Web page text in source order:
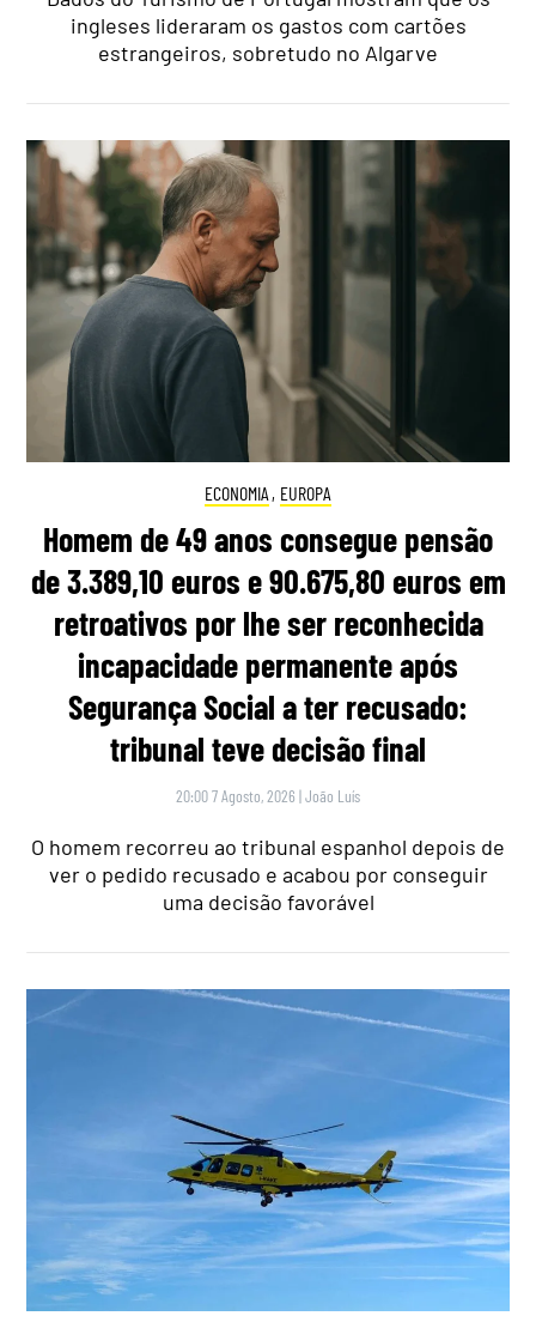
ingleses lideraram os gastos com cartões
estrangeiros, sobretudo no Algarve
ECONOMIA , EUROPA
Homem de 49 anos consegue pensão
de 3.389,10 euros e 90.675,80 euros em
retroativos por lhe ser reconhecida
incapacidade permanente após
Segurança Social a ter recusado:
tribunal teve decisão final
20:00 7 Agosto, 2026 |João Luís
O homem recorreu ao tribunal espanhol depois de
ver o pedido recusado e acabou por conseguir
uma decisão favorável